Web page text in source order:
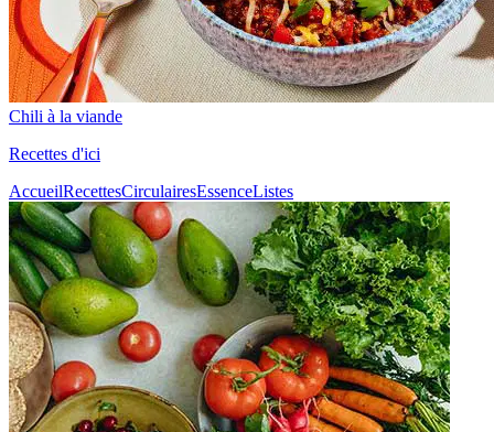
Chili à la viande
Recettes d'ici
AccueilRecettesCirculairesEssenceListes